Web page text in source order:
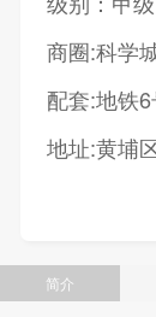
商圈:科学
配套:地铁
地址:黄埔
简介